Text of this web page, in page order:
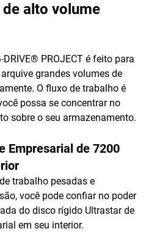
alto volume
PROJECT é feito para
grandes volumes de
O fluxo de trabalho é
possa se concentrar no
sobre o seu armazenamento.
Empresarial de 7200
trabalho pesadas e
você pode confiar no poder
do disco rígido Ultrastar de
em seu interior.